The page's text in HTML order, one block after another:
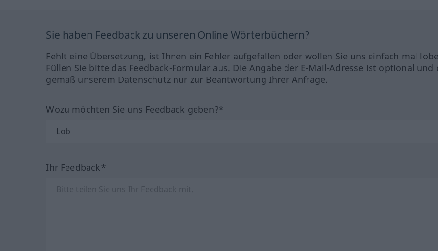
Sie haben Feedback zu unseren Online Wörterbüchern?
Fehlt eine Übersetzung, ist Ihnen ein Fehler aufgefallen oder wollen Sie uns einfach mal
Füllen Sie bitte das Feedback-Formular aus. Die Angabe der E-Mail-Adresse ist optional und
gemäß unserem Datenschutz nur zur Beantwortung Ihrer Anfrage.
Wozu möchten Sie uns Feedback geben?*
Ihr Feedback*